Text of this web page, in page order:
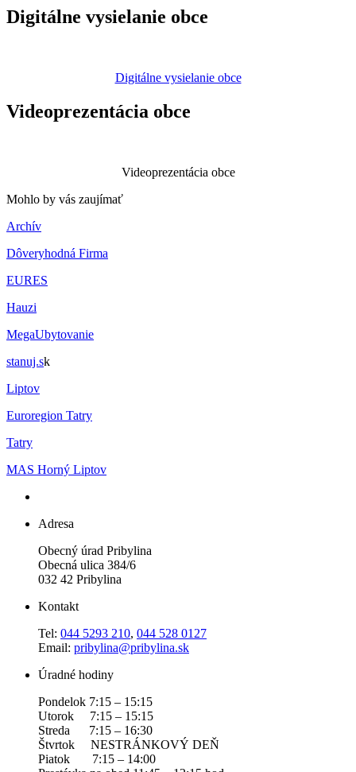
Digitálne vysielanie obce
Digitálne vysielanie obce
Videoprezentácia obce
Videoprezentácia obce
Mohlo by vás zaujímať
Archív
Dôveryhodná Firma
EURES
Hauzi
MegaUbytovanie
stanuj.sk
Liptov
Euroregion Tatry
Tatry
MAS Horný Liptov
Adresa
Obecný úrad Pribylina
Obecná ulica 384/6
032 42 Pribylina
Kontakt
Tel: 044 5293 210, 044 528 0127
Email: pribylina@pribylina.sk
Úradné hodiny
Pondelok 7:15 – 15:15
Utorok 7:15 – 15:15
Streda 7:15 – 16:30
Štvrtok NESTRÁNKOVÝ DEŇ
Piatok 7:15 – 14:00